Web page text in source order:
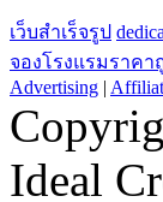
เว็บสำเร็จรูป
จองโรงแรมราคา
Advertising|
Ideal